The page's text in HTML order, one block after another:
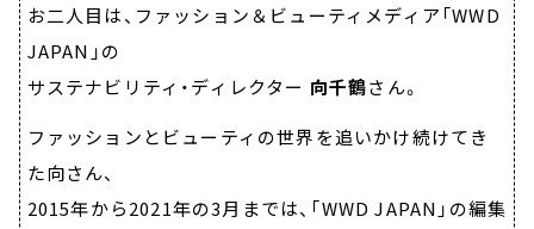
お二人目は、ファッション＆ビューティメディア「WWD
JAPAN」の
サステナビリティ・ディレクター 向千鶴さん。
ファッションとビューティの世界を追いかけ続けてき
た向さん、
2015年から2021年の3月までは、「WWD JAPAN」の編集